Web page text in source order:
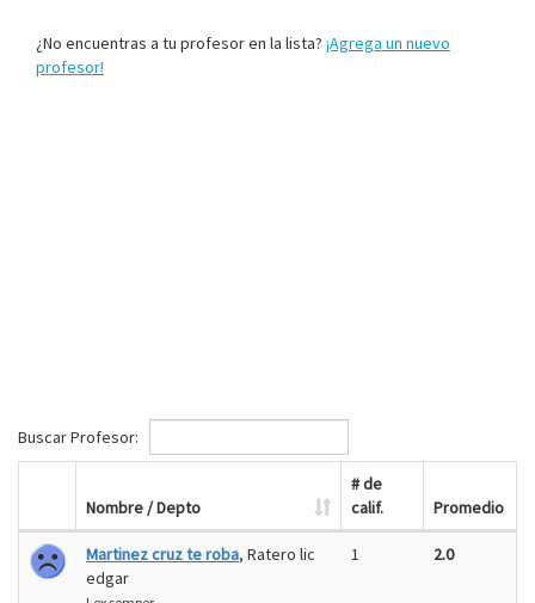
¿No encuentras a tu profesor en la lista? ¡Agrega un nuevo
profesor!
Buscar Profesor:
Nombre / Depto
# de
calif.
Promedio
Martinez cruz te roba, Ratero lic
edgar
1 2.0